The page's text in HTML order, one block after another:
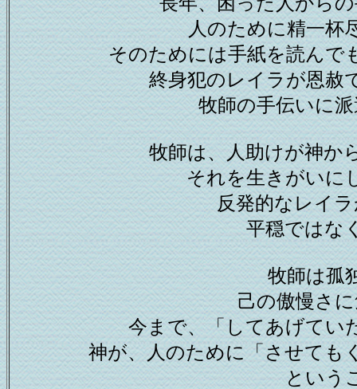
人のために精一杯
そのためには手紙を読んで
終身犯のレイラが恩赦
牧師の手伝いに
牧師は、人助けが神か
それを生きがいに
反発的なレイ
平穏ではな
牧師は孤
己の傲慢さ
今まで、「してあげてい
神が、人のために「させても
という